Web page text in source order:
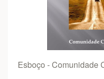
Esboço - Comunidade